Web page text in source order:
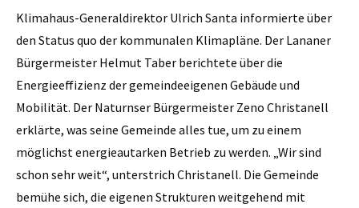
Klimahaus-Generaldirektor Ulrich Santa informierte über
den Status quo der kommunalen Klimapläne. Der Lananer
Bürgermeister Helmut Taber berichtete über die
Energieeffizienz der gemeindeeigenen Gebäude und
Mobilität. Der Naturnser Bürgermeister Zeno Christanell
erklärte, was seine Gemeinde alles tue, um zu einem
möglichst energieautarken Betrieb zu werden. „Wir sind
schon sehr weit“, unterstrich Christanell. Die Gemeinde
bemühe sich, die eigenen Strukturen weitgehend mit